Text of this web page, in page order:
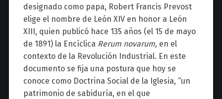
designado como papa, Robert Francis Prevost
elige el nombre de León XIV en honor a León
XIII, quien publicó hace 135 años (el 15 de mayo
de 1891) la Encíclica Rerum novarum, en el
contexto de la Revolución Industrial. En este
documento se fija una postura que hoy se
conoce como Doctrina Social de la Iglesia, “un
patrimonio de sabiduría, en el que